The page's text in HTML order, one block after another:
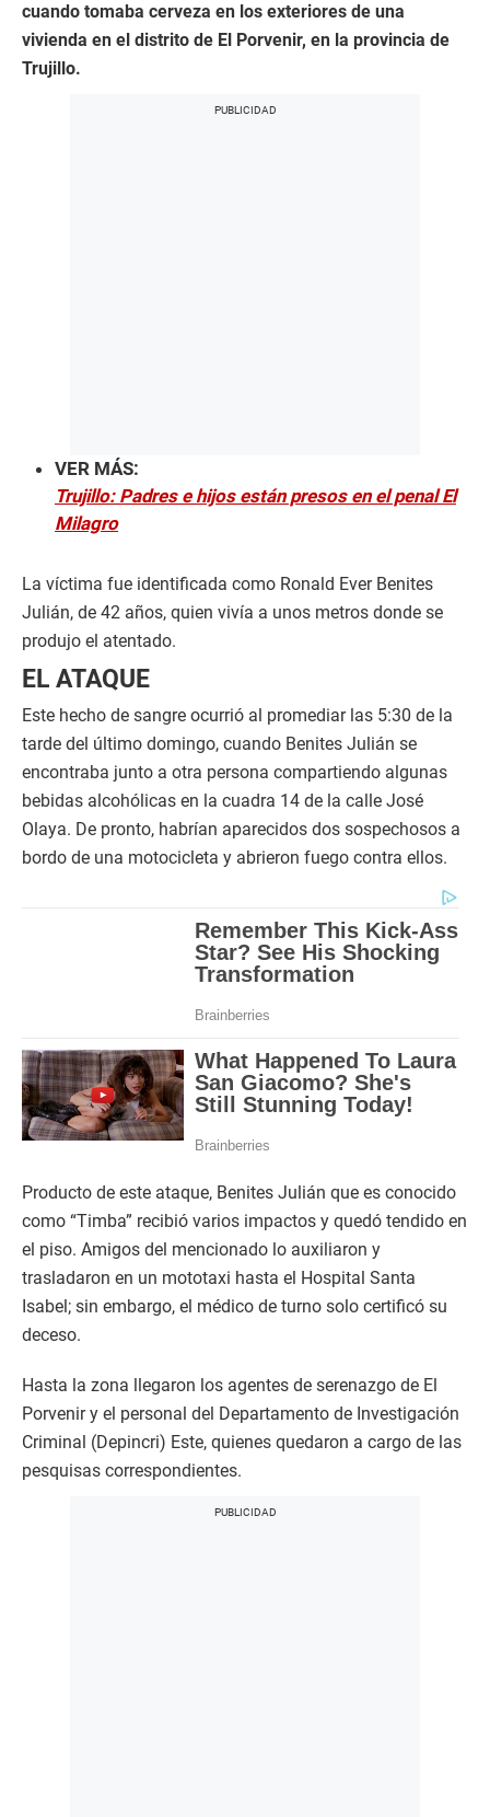
cuando tomaba cerveza en los exteriores de una
vivienda en el distrito de El Porvenir, en la provincia de
Trujillo.
VER MÁS:
Trujillo: Padres e hijos están presos en el penal El
Milagro
La víctima fue identificada como Ronald Ever Benites
Julián, de 42 años, quien vivía a unos metros donde se
produjo el atentado.
EL ATAQUE
Este hecho de sangre ocurrió al promediar las 5:30 de la
tarde del último domingo, cuando Benites Julián se
encontraba junto a otra persona compartiendo algunas
bebidas alcohólicas en la cuadra 14 de la calle José
Olaya. De pronto, habrían aparecidos dos sospechosos a
bordo de una motocicleta y abrieron fuego contra ellos.
Producto de este ataque, Benites Julián que es conocido
como “Timba” recibió varios impactos y quedó tendido en
el piso. Amigos del mencionado lo auxiliaron y
trasladaron en un mototaxi hasta el Hospital Santa
Isabel; sin embargo, el médico de turno solo certificó su
deceso.
Hasta la zona llegaron los agentes de serenazgo de El
Porvenir y el personal del Departamento de Investigación
Criminal (Depincri) Este, quienes quedaron a cargo de las
pesquisas correspondientes.